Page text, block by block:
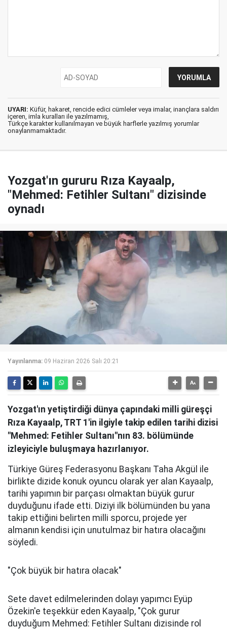
UYARI: Küfür, hakaret, rencide edici cümleler veya imalar, inançlara saldırı
içeren, imla kuralları ile yazılmamış,
Türkçe karakter kullanılmayan ve büyük harflerle yazılmış yorumlar
onaylanmamaktadır.
Yozgat'ın gururu Rıza Kayaalp,
"Mehmed: Fetihler Sultanı" dizisinde
oynadı
Yayınlanma: 09 Haziran 2026 Salı 20:21
Yozgat'ın yetiştirdiği dünya çapındaki milli güreşçi
Rıza Kayaalp, TRT 1'in ilgiyle takip edilen tarihi dizisi
"Mehmed: Fetihler Sultanı"nın 83. bölümünde
izleyiciyle buluşmaya hazırlanıyor.
Türkiye Güreş Federasyonu Başkanı Taha Akgül ile
birlikte dizide konuk oyuncu olarak yer alan Kayaalp,
tarihi yapımın bir parçası olmaktan büyük gurur
duyduğunu ifade etti. Diziyi ilk bölümünden bu yana
takip ettiğini belirten milli sporcu, projede yer
almanın kendisi için unutulmaz bir hatıra olacağını
söyledi.
"Çok büyük bir hatıra olacak"
Sete davet edilmelerinden dolayı yapımcı Eyüp
Özekin'e teşekkür eden Kayaalp, "Çok gurur
duyduğum Mehmed: Fetihler Sultanı dizisinde rol